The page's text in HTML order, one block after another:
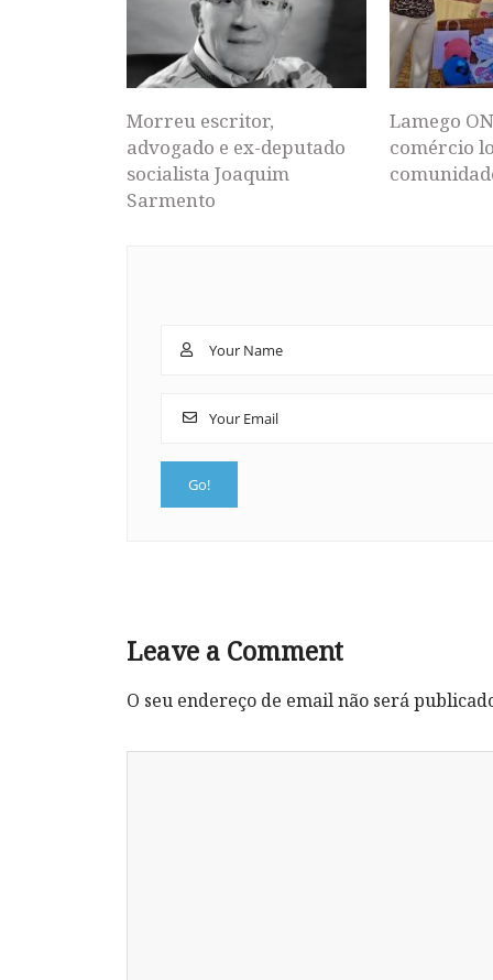
Morreu escritor,
advogado e ex-deputado
socialista Joaquim
Sarmento
Lamego
comércio
Leave a Comment
O seu endereço de email não será